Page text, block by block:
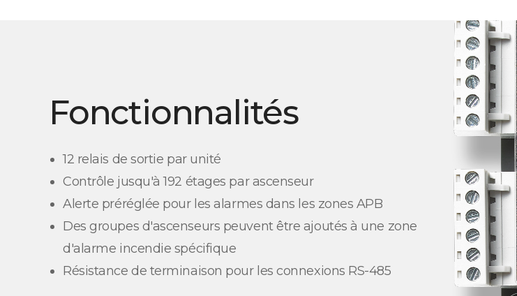
Fonctionnalités
12 relais de sortie par unité
Contrôle jusqu'à 192 étages par ascenseur
Alerte préréglée pour les alarmes dans les zones APB
Des groupes d'ascenseurs peuvent être ajoutés à une zone
d'alarme incendie spécifique
Résistance de terminaison pour les connexions RS-485